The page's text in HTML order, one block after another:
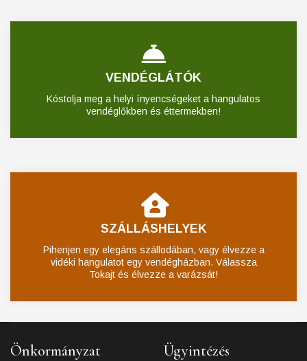
VENDÉGLÁTÓK
Kóstolja meg a helyi ínyencségeket a hangulatos
vendéglőkben és éttermekben!
SZÁLLÁSHELYEK
Pihenjen egy elegáns szállodában, vagy élvezze a
vidéki hangulatot egy vendégházban. Válassza
Tokajt és élvezze a varázsát!
Önkormányzat Ügyintézés